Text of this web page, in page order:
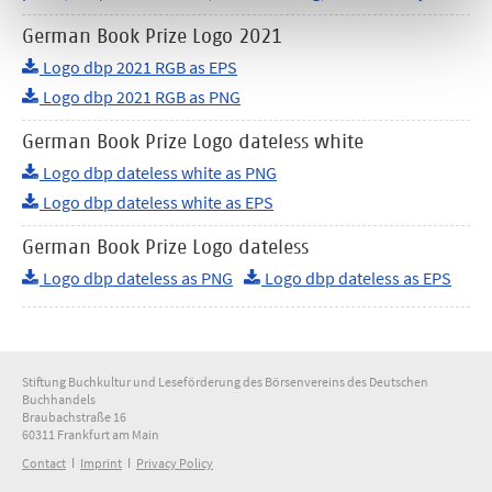
German Book Prize Logo 2021
Logo dbp 2021 RGB as EPS
Logo dbp 2021 RGB as PNG
German Book Prize Logo dateless white
Logo dbp dateless white as PNG
Logo dbp dateless white as EPS
German Book Prize Logo dateless
Logo dbp dateless as PNG Logo dbp dateless as EPS
Stiftung Buchkultur und Leseförderung des Börsenvereins des Deutschen
Buchhandels
Braubachstraße 16
60311 Frankfurt am Main
Contact ǀ Imprint ǀ Privacy Policy